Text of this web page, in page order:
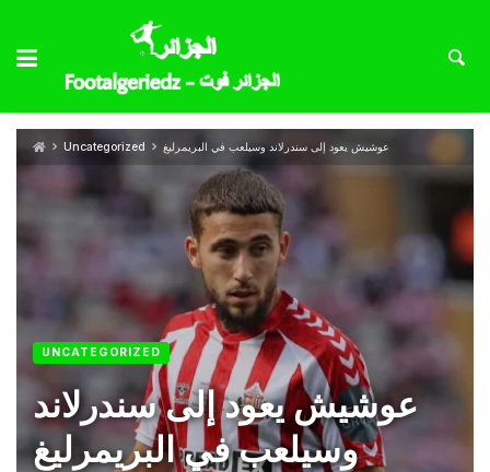
Uncategorized عوشيش يعود إلى سندرلاند وسيلعب في البريمرليغ
UNCATEGORIZED
عوشيش يعود إلى سندرلاند
وسيلعب في البريمرليغ